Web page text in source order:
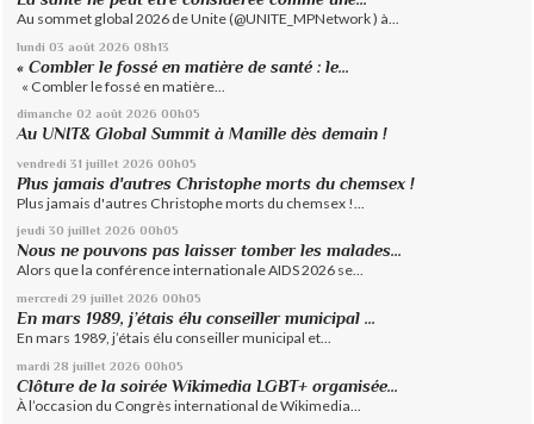
Au sommet global 2026 de Unite (@UNITE_MPNetwork ) à...
lundi 03 août 2026 08h13
« Combler le fossé en matière de santé : le...
« Combler le fossé en matière...
dimanche 02 août 2026 00h05
Au UNIT& Global Summit à Manille dès demain !
vendredi 31 juillet 2026 00h05
Plus jamais d'autres Christophe morts du chemsex !
Plus jamais d'autres Christophe morts du chemsex !...
jeudi 30 juillet 2026 00h05
Nous ne pouvons pas laisser tomber les malades...
Alors que la conférence internationale AIDS 2026 se...
mercredi 29 juillet 2026 00h05
En mars 1989, j’étais élu conseiller municipal ...
En mars 1989, j’étais élu conseiller municipal et...
mardi 28 juillet 2026 00h05
Clôture de la soirée Wikimedia LGBT+ organisée...
À l’occasion du Congrès international de Wikimedia...